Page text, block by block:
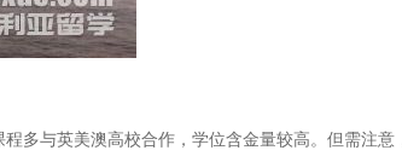
多与英美澳高校合作，学位含金量较高。但需注意